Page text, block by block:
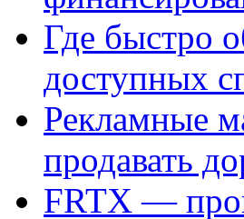
Где быстро
доступных
Рекламные
продавать
FRTX —